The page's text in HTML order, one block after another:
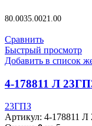
80.0035.0021.00
Сравнить
Быстрый просмотр
Добавить в список
4-178811 Л
23ГПЗ
Артикул: 4-178811 Л